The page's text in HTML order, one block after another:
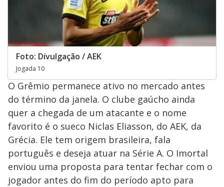
Foto: Divulgação / AEK
Jogada 10
O Grêmio permanece ativo no mercado antes
do término da janela. O clube gaúcho ainda
quer a chegada de um atacante e o nome
favorito é o sueco Niclas Eliasson, do AEK, da
Grécia. Ele tem origem brasileira, fala
português e deseja atuar na Série A. O Imortal
enviou uma proposta para tentar fechar com o
jogador antes do fim do período apto para